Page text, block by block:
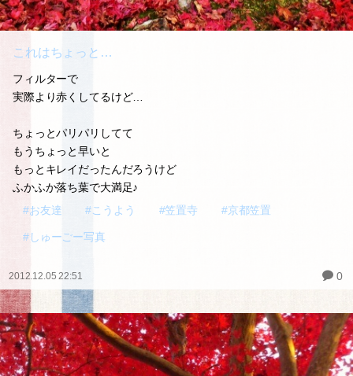
これはちょっと…
フィルターで
実際より赤くしてるけど…
ちょっとパリパリしてて
もうちょっと早いと
もっとキレイだったんだろうけど
ふかふか落ち葉で大満足♪
#お友達
#こうよう #笠置寺 #京都笠置
#しゅーごー写真
2012.12.05 22:51 0